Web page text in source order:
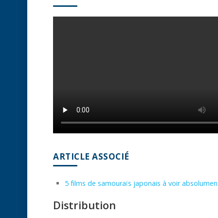
ARTICLE ASSOCIÉ
5 films de samouraïs japonais à voir
Distribution